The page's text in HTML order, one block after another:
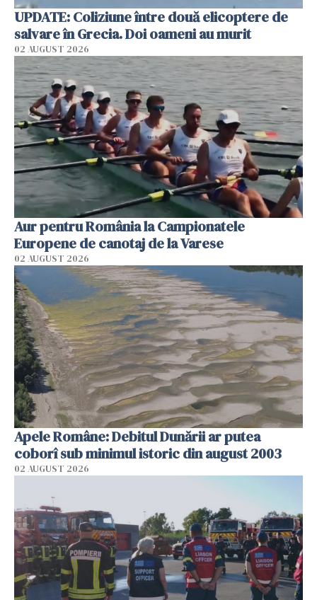
UPDATE: Coliziune între două elicoptere de
salvare în Grecia. Doi oameni au murit
02 AUGUST 2026
Aur pentru România la Campionatele
Europene de canotaj de la Varese
02 AUGUST 2026
Apele Române: Debitul Dunării ar putea
coborî sub minimul istoric din august 2003
02 AUGUST 2026